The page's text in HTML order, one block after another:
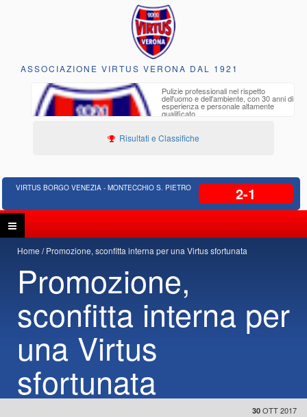
ASSOCIAZIONE VIRTUS VERONA DAL 1921
Pulizie professionali nel rispetto
dell'uomo e dell'ambiente, con 30 anni di
esperienza e personale altamente
qualificato
Risultati e Classifiche
VIRTUS BORGO VENEZIA - MONTECCHIO S. PIETRO 2-1
Home Promozione, sconfitta interna per una Virtus sfortunata
Promozione,
sconfitta interna per
una Virtus
sfortunata
30 OTT 2017